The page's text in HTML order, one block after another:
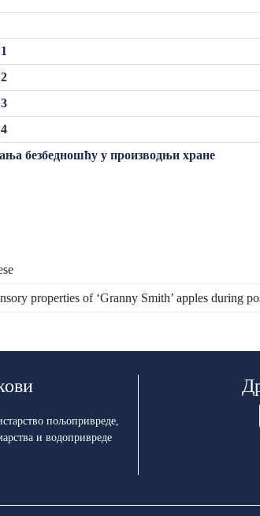
безбедношћу у производњи хране
properties of ‘Granny Smith’ apples during
пољопривреде,
и водопривреде